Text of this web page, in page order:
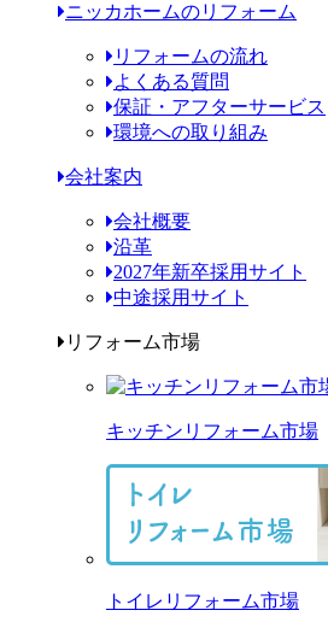
ニッカホームのリフォーム
リフォームの流れ
よくある質問
保証・アフターサービス
環境への取り組み
会社案内
会社概要
沿革
2027年新卒採用サイト
中途採用サイト
リフォーム市場
キッチンリフォーム市場
トイレリフォーム市場